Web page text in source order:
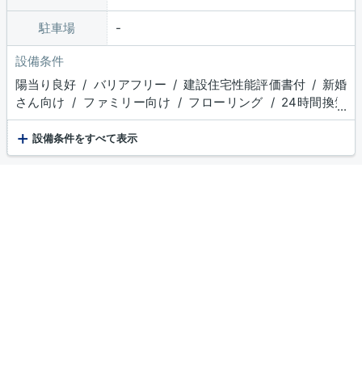
駐車場
設備条件
陽当り良好 / バリアフリー / 建設住宅性能評価書付 / 新婚
さん向け / ファミリー向け / フローリング / 24時間換気
システム / インナーバルコニー / システムキッチン / 対面
式キッチン / 追焚機能浴室 / 浴室乾燥機 / 温水洗浄便
座 / トイレ２ヶ所 / 浴室１坪以上 / 床下収納 / ウォーク
...
+ 設備条件をすべて表示